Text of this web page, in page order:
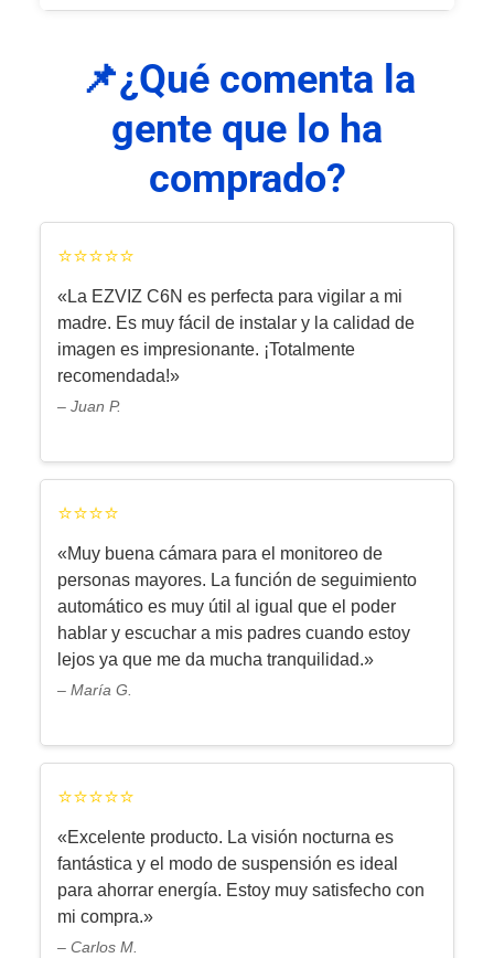
hasta 256 GB, lo que permite
almacenar una gran cantidad de
grabaciones de vídeo.
📌¿Qué comenta la
gente que lo ha
comprado?
⭐⭐⭐⭐⭐
«La EZVIZ C6N es perfecta para vigilar a mi
madre. Es muy fácil de instalar y la calidad de
imagen es impresionante. ¡Totalmente
recomendada!»
– Juan P.
⭐⭐⭐⭐
«Muy buena cámara para el monitoreo de
personas mayores. La función de seguimiento
automático es muy útil al igual que el poder
hablar y escuchar a mis padres cuando estoy
lejos ya que me da mucha tranquilidad.»
– María G.
⭐⭐⭐⭐⭐
«Excelente producto. La visión nocturna es
fantástica y el modo de suspensión es ideal
para ahorrar energía. Estoy muy satisfecho con
mi compra.»
– Carlos M.